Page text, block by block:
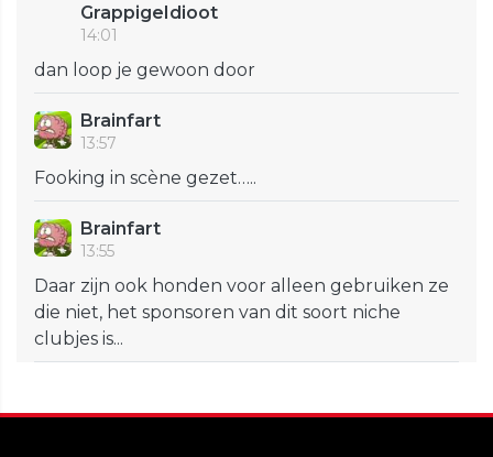
GrappigeIdioot
14:01
dan loop je gewoon door
Brainfart
13:57
Fooking in scène gezet…..
Brainfart
13:55
Daar zijn ook honden voor alleen gebruiken ze
die niet, het sponsoren van dit soort niche
clubjes is...